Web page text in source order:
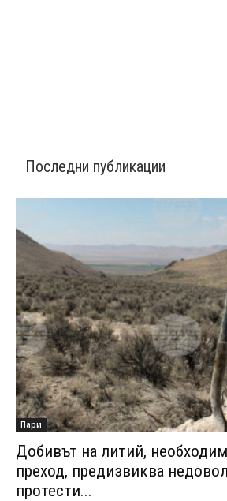
Последни публикации
Пари
Добивът на литий,
преход, предизвиква
протести...